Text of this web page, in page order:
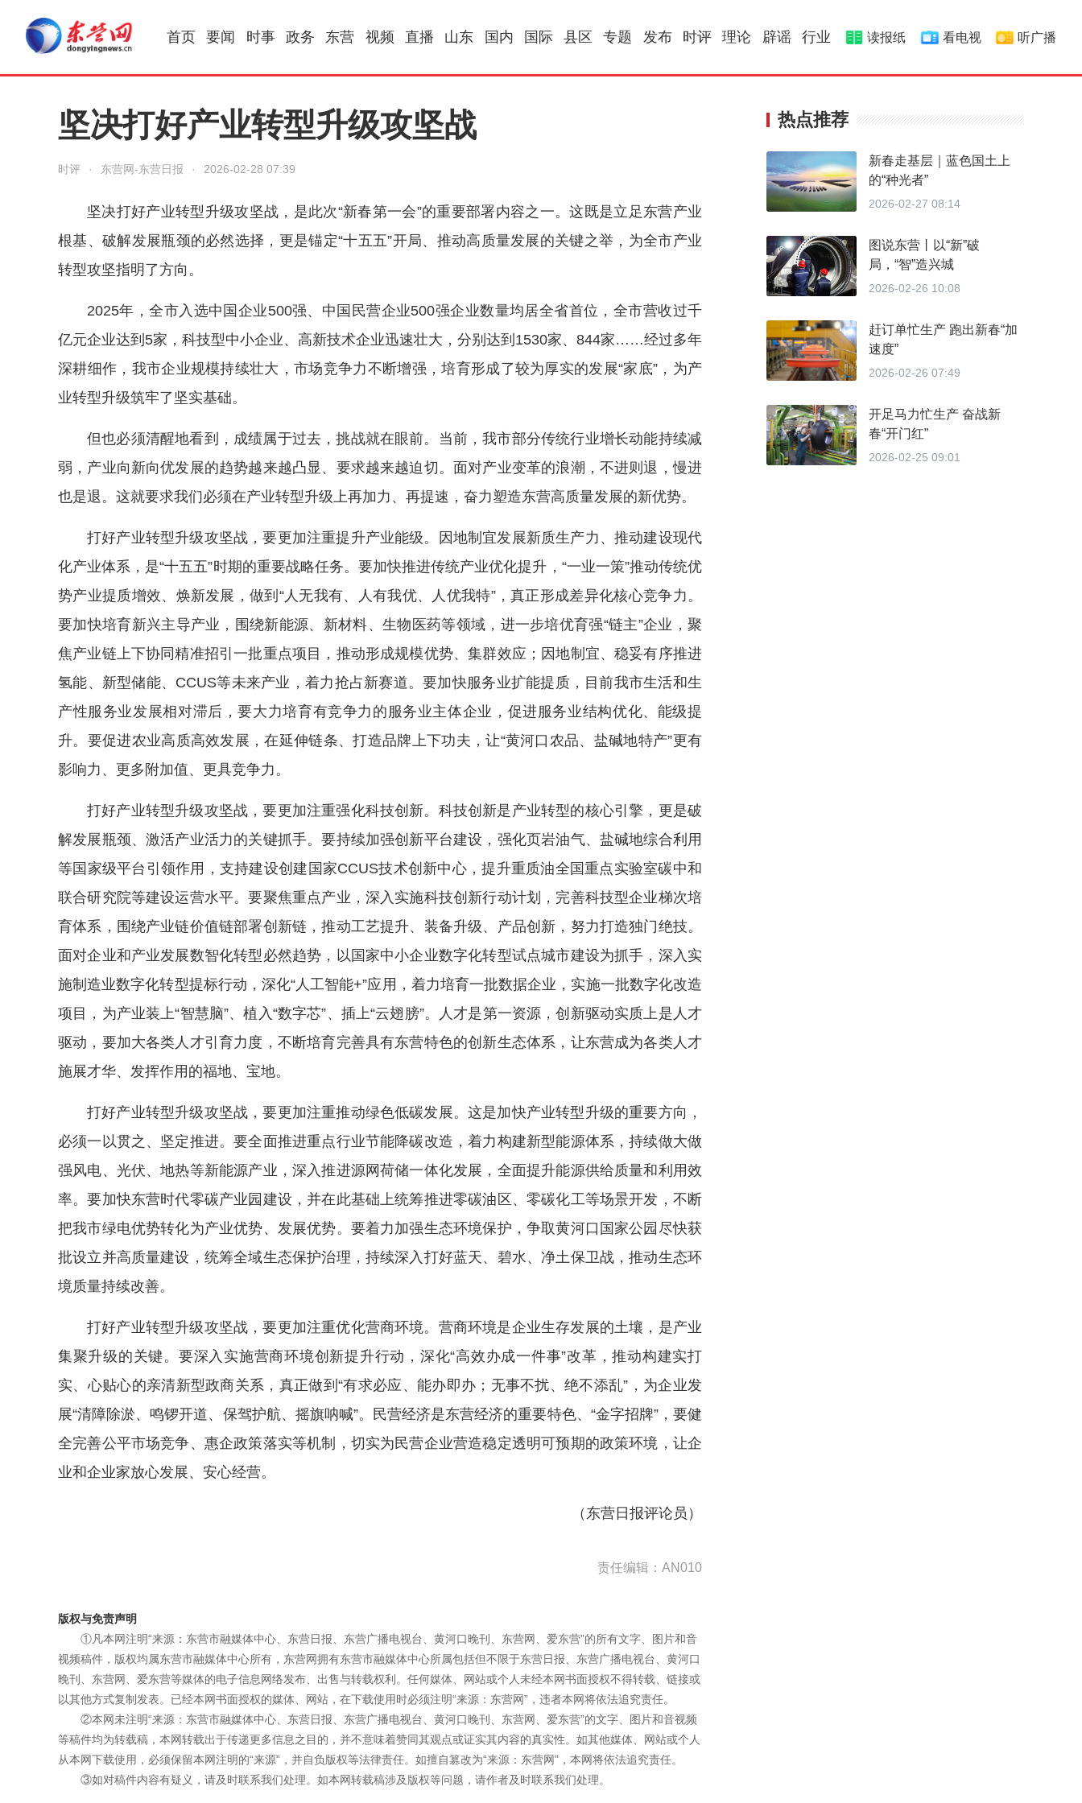
首页 要闻 时事 政务 东营 视频 直播 山东 国内 国际 县区 专题 发布 时评 理论 辟谣 行业 读报纸 看电视 听广播
坚决打好产业转型升级攻坚战
时评 · 东营网-东营日报 · 2026-02-28 07:39
坚决打好产业转型升级攻坚战，是此次“新春第一会”的重要部署内容之一。这既是立足东营产业
根基、破解发展瓶颈的必然选择，更是锚定“十五五”开局、推动高质量发展的关键之举，为全市产业
转型攻坚指明了方向。
2025年，全市入选中国企业500强、中国民营企业500强企业数量均居全省首位，全市营收过千
亿元企业达到5家，科技型中小企业、高新技术企业迅速壮大，分别达到1530家、844家……经过多年
深耕细作，我市企业规模持续壮大，市场竞争力不断增强，培育形成了较为厚实的发展“家底”，为产
业转型升级筑牢了坚实基础。
但也必须清醒地看到，成绩属于过去，挑战就在眼前。当前，我市部分传统行业增长动能持续减
弱，产业向新向优发展的趋势越来越凸显、要求越来越迫切。面对产业变革的浪潮，不进则退，慢进
也是退。这就要求我们必须在产业转型升级上再加力、再提速，奋力塑造东营高质量发展的新优势。
打好产业转型升级攻坚战，要更加注重提升产业能级。因地制宜发展新质生产力、推动建设现代
化产业体系，是“十五五”时期的重要战略任务。要加快推进传统产业优化提升，“一业一策”推动传统优
势产业提质增效、焕新发展，做到“人无我有、人有我优、人优我特”，真正形成差异化核心竞争力。
要加快培育新兴主导产业，围绕新能源、新材料、生物医药等领域，进一步培优育强“链主”企业，聚
焦产业链上下协同精准招引一批重点项目，推动形成规模优势、集群效应；因地制宜、稳妥有序推进
氢能、新型储能、CCUS等未来产业，着力抢占新赛道。要加快服务业扩能提质，目前我市生活和生
产性服务业发展相对滞后，要大力培育有竞争力的服务业主体企业，促进服务业结构优化、能级提
升。要促进农业高质高效发展，在延伸链条、打造品牌上下功夫，让“黄河口农品、盐碱地特产”更有
影响力、更多附加值、更具竞争力。
打好产业转型升级攻坚战，要更加注重强化科技创新。科技创新是产业转型的核心引擎，更是破
解发展瓶颈、激活产业活力的关键抓手。要持续加强创新平台建设，强化页岩油气、盐碱地综合利用
等国家级平台引领作用，支持建设创建国家CCUS技术创新中心，提升重质油全国重点实验室碳中和
联合研究院等建设运营水平。要聚焦重点产业，深入实施科技创新行动计划，完善科技型企业梯次培
育体系，围绕产业链价值链部署创新链，推动工艺提升、装备升级、产品创新，努力打造独门绝技。
面对企业和产业发展数智化转型必然趋势，以国家中小企业数字化转型试点城市建设为抓手，深入实
施制造业数字化转型提标行动，深化“人工智能+”应用，着力培育一批数据企业，实施一批数字化改造
项目，为产业装上“智慧脑”、植入“数字芯”、插上“云翅膀”。人才是第一资源，创新驱动实质上是人才
驱动，要加大各类人才引育力度，不断培育完善具有东营特色的创新生态体系，让东营成为各类人才
施展才华、发挥作用的福地、宝地。
打好产业转型升级攻坚战，要更加注重推动绿色低碳发展。这是加快产业转型升级的重要方向，
必须一以贯之、坚定推进。要全面推进重点行业节能降碳改造，着力构建新型能源体系，持续做大做
强风电、光伏、地热等新能源产业，深入推进源网荷储一体化发展，全面提升能源供给质量和利用效
率。要加快东营时代零碳产业园建设，并在此基础上统筹推进零碳油区、零碳化工等场景开发，不断
把我市绿电优势转化为产业优势、发展优势。要着力加强生态环境保护，争取黄河口国家公园尽快获
批设立并高质量建设，统筹全域生态保护治理，持续深入打好蓝天、碧水、净土保卫战，推动生态环
境质量持续改善。
打好产业转型升级攻坚战，要更加注重优化营商环境。营商环境是企业生存发展的土壤，是产业
集聚升级的关键。要深入实施营商环境创新提升行动，深化“高效办成一件事”改革，推动构建实打
实、心贴心的亲清新型政商关系，真正做到“有求必应、能办即办；无事不扰、绝不添乱”，为企业发
展“清障除淤、鸣锣开道、保驾护航、摇旗呐喊”。民营经济是东营经济的重要特色、“金字招牌”，要健
全完善公平市场竞争、惠企政策落实等机制，切实为民营企业营造稳定透明可预期的政策环境，让企
业和企业家放心发展、安心经营。
（ 东营日报评论员 ）
责任编辑：AN010
版权与免责声明
①凡本网注明“来源：东营市融媒体中心、东营日报、东营广播电视台、黄河口晚刊、东营网、爱东营”的所有文字、图片和音
视频稿件，版权均属东营市融媒体中心所有，东营网拥有东营市融媒体中心所属包括但不限于东营日报、东营广播电视台、黄河口
晚刊、东营网、爱东营等媒体的电子信息网络发布、出售与转载权利。任何媒体、网站或个人未经本网书面授权不得转载、链接或
以其他方式复制发表。已经本网书面授权的媒体、网站，在下载使用时必须注明“来源：东营网”，违者本网将依法追究责任。
②本网未注明“来源：东营市融媒体中心、东营日报、东营广播电视台、黄河口晚刊、东营网、爱东营”的文字、图片和音视频
等稿件均为转载稿，本网转载出于传递更多信息之目的，并不意味着赞同其观点或证实其内容的真实性。如其他媒体、网站或个人
从本网下载使用，必须保留本网注明的“来源”，并自负版权等法律责任。如擅自篡改为“来源：东营网”，本网将依法追究责任。
③如对稿件内容有疑义，请及时联系我们处理。如本网转载稿涉及版权等问题，请作者及时联系我们处理。
热点推荐
新春走基层｜蓝色国土上
的“种光者”
2026-02-27 08:14
图说东营丨以“新”破
局，“智”造兴城
2026-02-26 10:08
赶订单忙生产 跑出新春“加
速度”
2026-02-26 07:49
开足马力忙生产 奋战新
春“开门红”
2026-02-25 09:01